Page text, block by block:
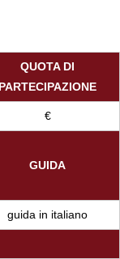
QUOTA DI
PARTECIPAZIONE
€
GUIDA
guida in italiano